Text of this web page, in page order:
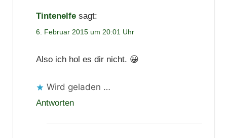
Tintenelfe sagt:
6. Februar 2015 um 20:01 Uhr
Also ich hol es dir nicht. 😀
Wird geladen …
Antworten